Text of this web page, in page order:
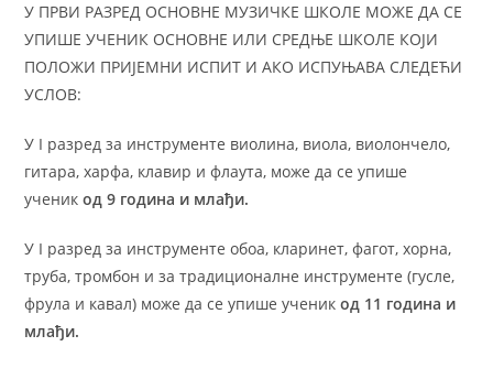
У ПРВИ РАЗРЕД ОСНОВНЕ МУЗИЧКЕ ШКОЛЕ МОЖЕ ДА СЕ
УПИШЕ УЧЕНИК ОСНОВНЕ ИЛИ СРЕДЊЕ ШКОЛЕ КОЈИ
ПОЛОЖИ ПРИЈЕМНИ ИСПИТ И АКО ИСПУЊАВА СЛЕДЕЋИ
УСЛОВ:
У I разред за инструменте виолина, виола, виолончело,
гитара, харфа, клавир и флаута, може да се упише
ученикод 9 година и млађи.
У I разред за инструменте обоа, кларинет, фагот, хорна,
труба, тромбон и за традиционалне инструменте (гусле,
фрула и кавал) може да се упише ученикод 11 година и
млађи.